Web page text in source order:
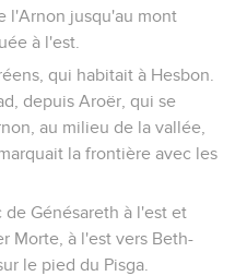
l'Arnon jusqu'au mont
à l'est.
qui habitait à Hesbon.
depuis Aroër, qui se
au milieu de la vallée,
la frontière avec les
Génésareth à l'est et
Morte, à l'est vers Beth-
le pied du Pisga.